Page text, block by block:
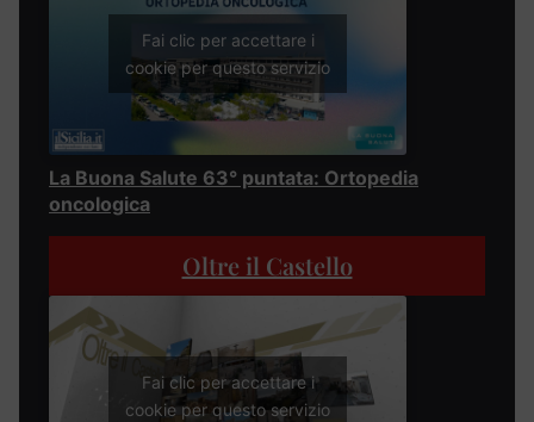
Fai clic per accettare i
cookie per questo servizio
La Buona Salute 63° puntata: Ortopedia
oncologica
Oltre il Castello
Fai clic per accettare i
cookie per questo servizio